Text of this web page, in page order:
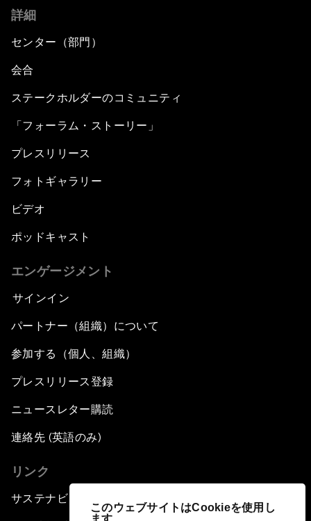
このウェブサイトはCookieを使用し
ます
詳細
センター（部門）
会合
ステークホルダーのコミュニティ
「フォーラム・ストーリー」
プレスリリース
フォトギャラリー
ビデオ
ポッドキャスト
エンゲージメント
サインイン
パートナー（組織）について
参加する（個人、組織）
プレスリリース登録
ニュースレター購読
連絡先 (英語のみ)
リンク
サステナビリティへの取り組み